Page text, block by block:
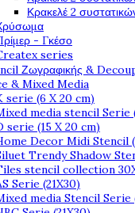
Κρακελέ 2
- Γκέσο
series
Ζωγραφικής &
& Mixed Media
serie (6 X 20 cm)
media stencil Serie
serie (15 X 20 cm)
Decor Midi Stencil
Trendy Shadow
stencil collection
Serie (21X30)
media Stencil Serie